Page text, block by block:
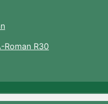
Roman R30